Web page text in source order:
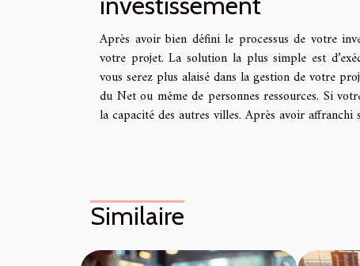
Après avoir bien défini le processus de votre
votre projet. La solution la plus simple est
vous serez plus alaisé dans la gestion de votre
du Net ou même de personnes ressources. Si
la capacité des autres villes. Après avoir affranchi
Similaire